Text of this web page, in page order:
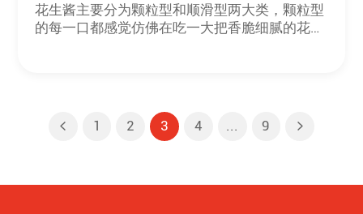
花生酱主要分为颗粒型和顺滑型两大类，颗粒型
的每一口都感觉仿佛在吃一大把香脆细腻的花
今天，小编就带大家来到我公司的研发工厂，通
过花生酱生产线的加工流程来了解下花生酱加工
1 2 3 4 ... 9